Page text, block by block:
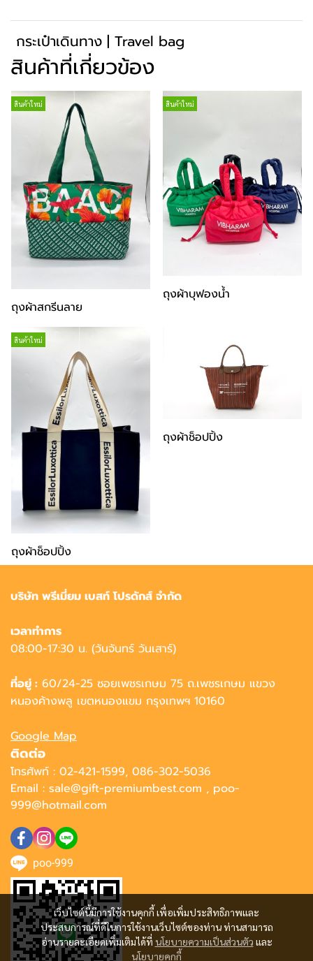
กระเป๋าเดินทาง | Travel bag
สินค้าที่เกี่ยวข้อง
สินค้าใหม่
ถุงผ้าสกรีนลาย
สินค้าใหม่
ถุงผ้าบุฟองน้ำ
สินค้าใหม่
ถุงผ้าช็อปปิ้ง
ถุงผ้าช็อปปิ้ง
เว็บไซต์นี้มีการใช้งานคุกกี้ เพื่อเพิ่มประสิทธิภาพและ
ประสบการณ์ที่ดีในการใช้งานเว็บไซต์ของท่าน ท่านสามารถ
อ่านรายละเอียดเพิ่มเติมได้ที่ นโยบายความเป็นส่วนตัว และ
นโยบายคุกกี้
บริษัท พรีเมี่ยม เบสท์ โปรดักส์ จำกัด
เวลาทำการ
08:00-17:30 น. (วันจันทร์ วันเสาร์)
ที่อยู่ : 60/24-25 ซอยเพชรเกษม 75 ถ.เพชรเกษม แขวง
หนองค้างพลู เขตหนองแขม กรุงเทพฯ 10160
Google Map
ติดต่อ
โทรศัพท์ : 02-421-1599, 086-302-5036
Email : sale@gift-premiumbest.com , poo-
999@hotmail.com
poo-999